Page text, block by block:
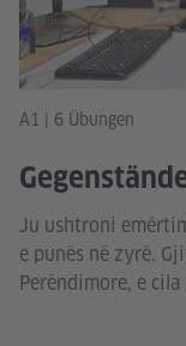
A1 | 6 Übungen
Ju ushtroni
e punës në zyrë.
Perëndimore, e